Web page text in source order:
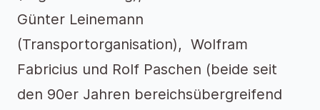
Günter Leinemann
(Transportorganisation), Wolfram
Fabricius und Rolf Paschen (beide seit
den 90er Jahren bereichsübergreifend